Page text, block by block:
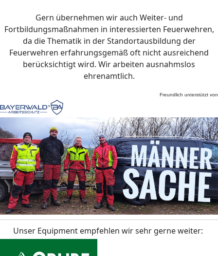
Gern übernehmen wir auch Weiter- und
Fortbildungsmaßnahmen in interessierten Feuerwehren,
da die Thematik in der Standortausbildung der
Feuerwehren erfahrungsgemäß oft nicht ausreichend
berücksichtigt wird. Wir arbeiten ausnahmslos
ehrenamtlich.
Freundlich unterstützt von
Unser Equipment empfehlen wir sehr gerne weiter: